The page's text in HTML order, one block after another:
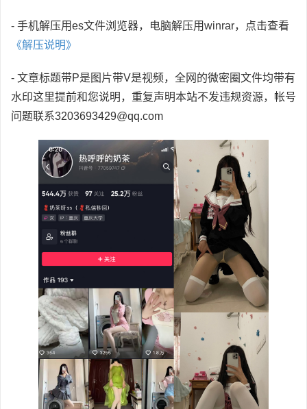
- 手机解压用es文件浏览器，电脑解压用winrar，点击查看
《解压说明》
- 文章标题带P是图片带V是视频，全网的微密圈文件均带有
水印这里提前和您说明，重复声明本站不发违规资源，帐号
问题联系3203693429@qq.com